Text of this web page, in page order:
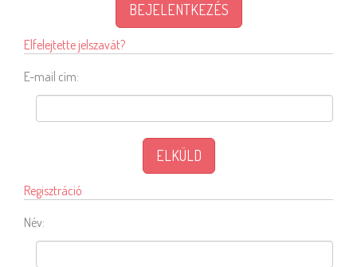
BEJELENTKEZÉS
Elfelejtette jelszavát?
E-mail cím:
ELKÜLD
Regisztráció
Név: